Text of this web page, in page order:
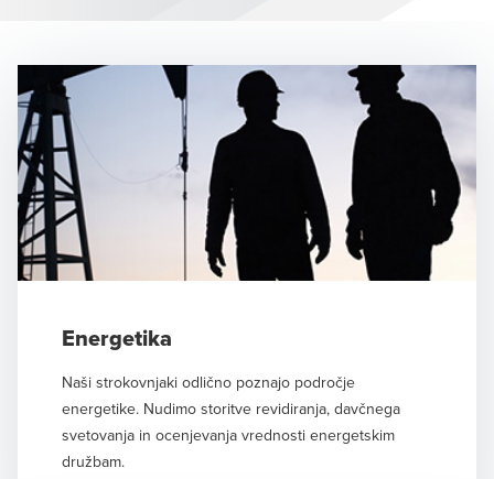
Energetika
Naši strokovnjaki odlično poznajo področje
energetike. Nudimo storitve revidiranja, davčnega
svetovanja in ocenjevanja vrednosti energetskim